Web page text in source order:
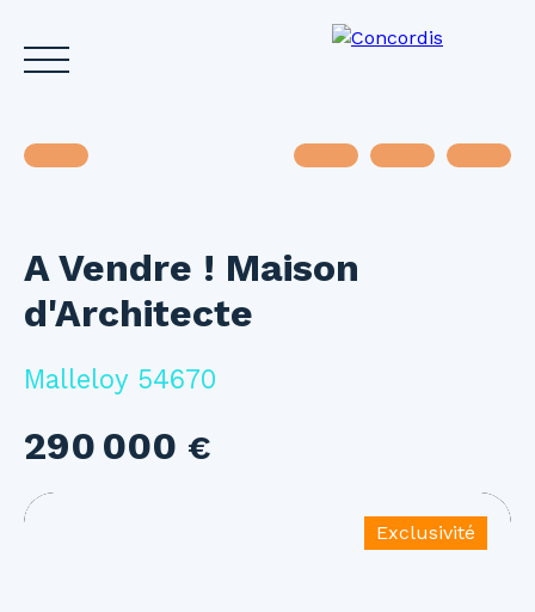
Accueil Acheter Louer Vendre
Estimez votre bien
A Vendre ! Maison
d'Architecte
Malleloy 54670
290 000 €
Exclusivité